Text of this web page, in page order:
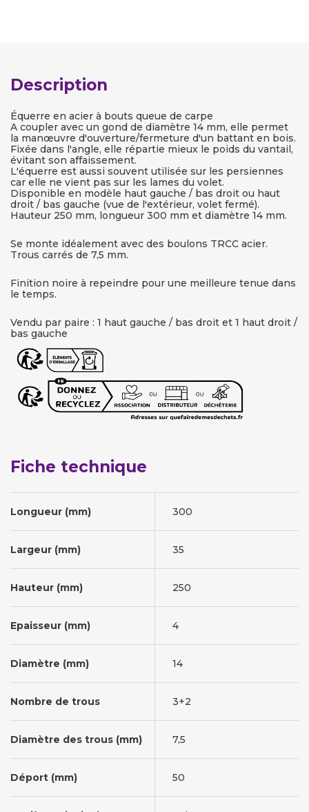
Description
Équerre en acier à bouts queue de carpe
A coupler avec un gond de diamètre 14 mm, elle permet
la manœuvre d'ouverture/fermeture d'un battant en bois.
Fixée dans l'angle, elle répartie mieux le poids du vantail,
évitant son affaissement.
L'équerre est aussi souvent utilisée sur les persiennes
car elle ne vient pas sur les lames du volet.
Disponible en modèle haut gauche / bas droit ou haut
droit / bas gauche (vue de l'extérieur, volet fermé).
Hauteur 250 mm, longueur 300 mm et diamètre 14 mm.
Se monte idéalement avec des boulons TRCC acier.
Trous carrés de 7,5 mm.
Finition noire à repeindre pour une meilleure tenue dans
le temps.
Vendu par paire : 1 haut gauche / bas droit et 1 haut droit /
bas gauche
Fiche technique
Longueur (mm) 300
Largeur (mm) 35
Hauteur (mm) 250
Epaisseur (mm) 4
Diamètre (mm) 14
Nombre de trous 3+2
Diamètre des trous (mm) 7,5
Déport (mm) 50